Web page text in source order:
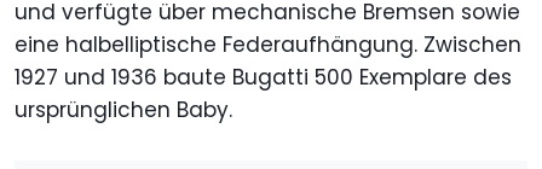
und verfügte über mechanische Bremsen sowie
eine halbelliptische Federaufhängung. Zwischen
1927 und 1936 baute Bugatti 500 Exemplare des
ursprünglichen Baby.